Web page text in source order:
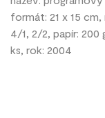
formát: 21 x 15
4/1, 2/2, papír: 200
ks, rok: 2004